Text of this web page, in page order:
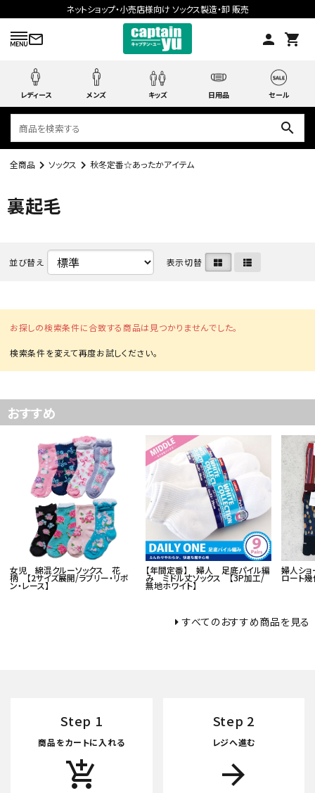
ネットショップ・小売店様向け ソックス製造・卸 販売
mail_outline person shopping_cart
レディース メンズ キッズ 日用品 セール
search
ようこそ ゲスト 様
コンテンツ
品番でおまとめ注文
ご利用ガイド
プライバシーポリシー
特定商取引法について
全商品 ソックス 秋冬定番☆あったかアイテム
裏起毛
並び替え 表示切替
お探しの検索条件に合致する商品は見つかりませんでした。
おすすめ
女児 綿混クルーソックス 花
柄 【2サイズ展開/ラブリー・リボ
ン・レース】
【年間定番】 婦人 足底パイル編
み ミドル丈ソックス 【3P加工/
無地ホワイト】
婦人シ
ロート
すべてのおすすめ商品を見る
Step 1
商品をカートに入れる
add_shopping_cart
Step 2
レジへ進む
arrow_forward